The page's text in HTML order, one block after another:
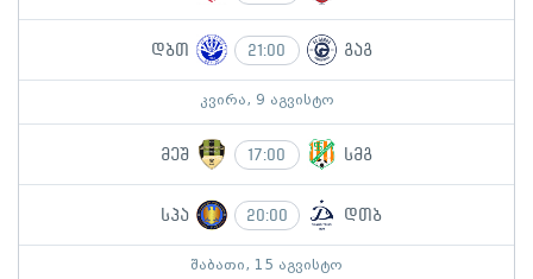
დბთ 21:00 გაგ
კვირა, 9 აგვისტო
მეშ 17:00 სმგ
სპა 20:00 დთბ
შაბათი, 15 აგვისტო